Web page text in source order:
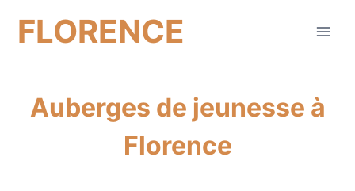
FLORENCE
Auberges de jeunesse à
Florence